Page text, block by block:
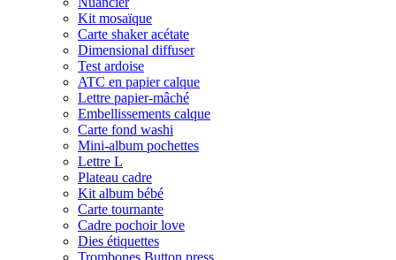
Kit mosaïque
Carte shaker acétate
Dimensional diffuser
Test ardoise
ATC en papier calque
Lettre papier-mâché
Embellissements calque
Carte fond washi
Mini-album pochettes
Lettre L
Plateau cadre
Kit album bébé
Carte tournante
Cadre pochoir love
Dies étiquettes
Trombones Button press